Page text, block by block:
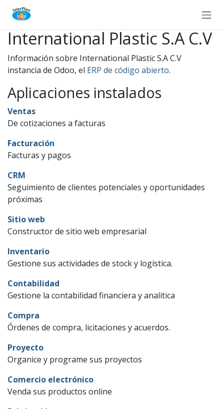
Ir al contenido
International Plastic S.A C.V
Información sobre International Plastic S.A C.V
instancia de Odoo, el ERP de código abierto.
Aplicaciones instalados
Ventas
De cotizaciones a facturas
Facturación
Facturas y pagos
CRM
Seguimiento de clientes potenciales y oportunidades
próximas
Sitio web
Constructor de sitio web empresarial
Inventario
Gestione sus actividades de stock y logística.
Contabilidad
Gestione la contabilidad financiera y analítica
Compra
Órdenes de compra, licitaciones y acuerdos.
Proyecto
Organice y programe sus proyectos
Comercio electrónico
Venda sus productos online